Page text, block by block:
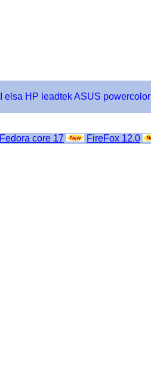
elsa HP leadtekASUS powercolor
Fedora core 17 FireFox 12.0